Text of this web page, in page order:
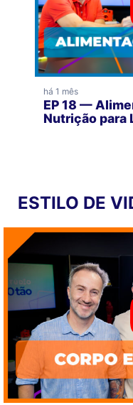
há 1 mês
EP 18 —
Nutrição para
ESTILO DE